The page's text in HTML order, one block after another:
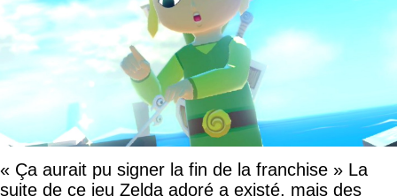
« Ça aurait pu signer la fin de la franchise » La
suite de ce jeu Zelda adoré a existé, mais des